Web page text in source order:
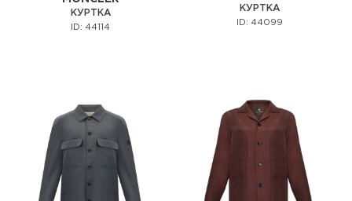
КУРТКА
ID: 44114
КУРТКА
ID: 44099